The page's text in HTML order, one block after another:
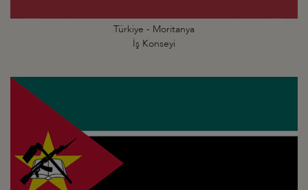
Türkiye - Moritanya
İş Konseyi